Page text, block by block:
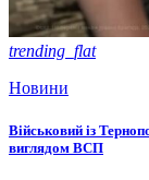
trending_flat
Новини
Військовий із
виглядом ВСП